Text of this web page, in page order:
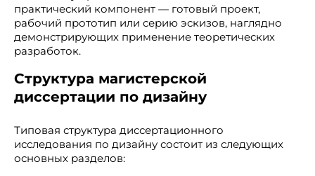
практический компонент — готовый проект,
рабочий прототип или серию эскизов, наглядно
демонстрирующих применение теоретических
разработок.
Структура магистерской
диссертации по дизайну
Типовая структура диссертационного
исследования по дизайну состоит из следующих
основных разделов: